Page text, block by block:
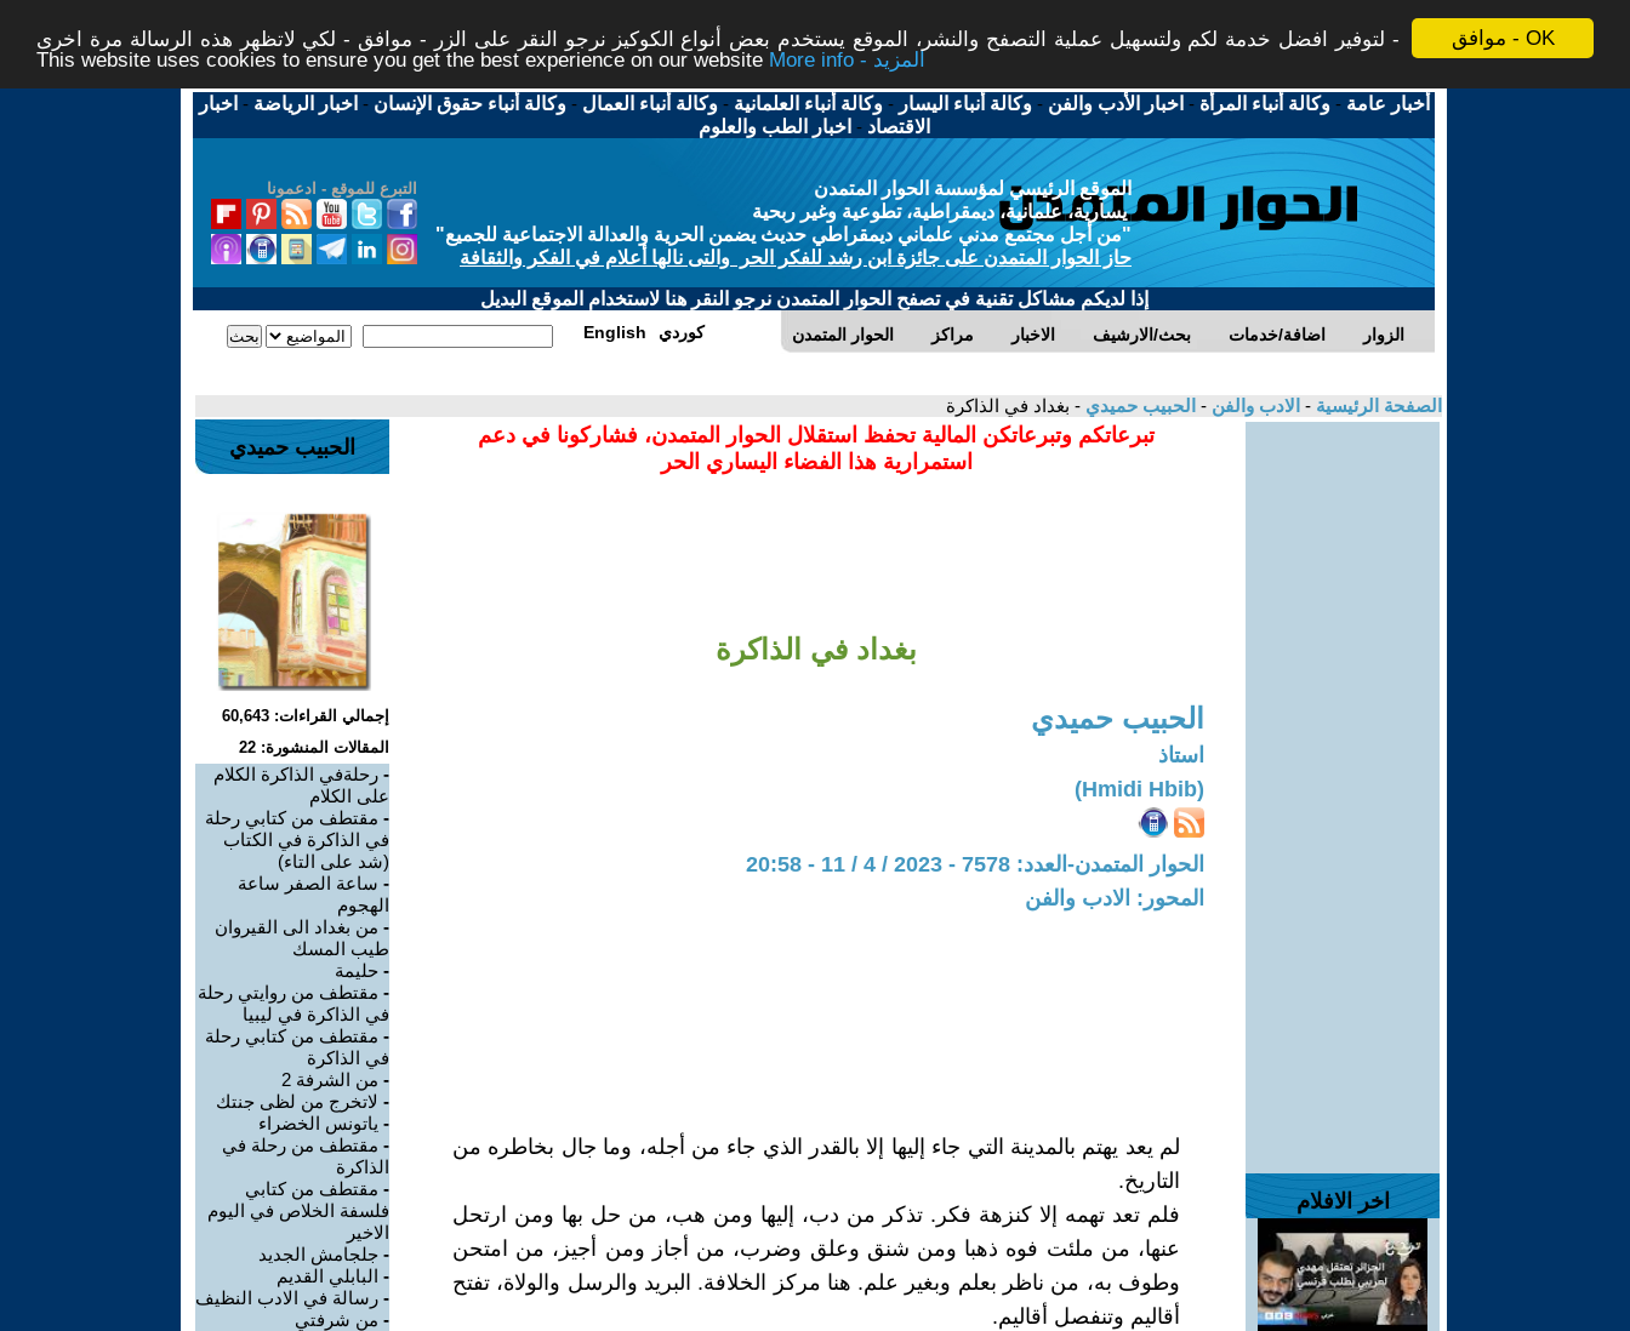
موافق - OK
لتوفير افضل خدمة لكم ولتسهيل عملية التصفح والنشر، الموقع يستخدم بعض أنواع الكوكيز نرجو النقر على الزر - موافق - لكي لاتظهر هذه الرسالة مرة اخرى -
This website uses cookies to ensure you get the best experience on our website
More info - المزيد
أخبار عامة -وكالة أنباء المرأة - اخبار الأدب والفن -وكالة أنباء اليسار -وكالة أنباء العلمانية -وكالة أنباء العمال -وكالة أنباء حقوق الإنسان - اخبار الرياضة - اخبار
الاقتصاد - اخبار الطب والعلوم
التبرع للموقع - ادعمونا
الموقع الرئيسي لمؤسسة الحوار المتمدن
يسارية، علمانية، ديمقراطية، تطوعية وغير ربحية
"من أجل مجتمع مدني علماني ديمقراطي حديث يضمن الحرية والعدالة الاجتماعية للجميع"
حاز الحوار المتمدن على جائزة ابن رشد للفكر الحر والتى نالها أعلام في الفكر والثقافة
إذا لديكم مشاكل تقنية في تصفح الحوار المتمدن نرجو النقر هنا لاستخدام الموقع البديل
الحوار المتمدن مراكز الاخبار بحث/الارشيف اضافة/خدمات الزوار English كوردي
الصفحة الرئيسية - الادب والفن - الحبيب حميدي - بغداد في الذاكرة
اخر الافلام
تبرعاتكم وتبرعاتكن المالية تحفظ استقلال الحوار المتمدن، فشاركونا في دعم
استمرارية هذا الفضاء اليساري الحر
بغداد في الذاكرة
الحبيب حميدي
استاذ
(Hmidi Hbib)
الحوار المتمدن-العدد: 7578 - 2023 / 4 / 11 - 20:58
المحور: الادب والفن
لم يعد يهتم بالمدينة التي جاء إليها إلا بالقدر الذي جاء من أجله، وما جال بخاطره من
التاريخ.
فلم تعد تهمه إلا كنزهة فكر. تذكر من دب، إليها ومن هب، من حل بها ومن ارتحل
عنها، من ملئت فوه ذهبا ومن شنق وعلق وضرب، من أجاز ومن أجيز، من امتحن
وطوف به، من ناظر بعلم وبغير علم. هنا مركز الخلافة. البريد والرسل والولاة، تفتح
أقاليم وتنفصل أقاليم.
الحبيب حميدي
إجمالي القراءات: 60,643
المقالات المنشورة: 22
- رحلةفي الذاكرة الكلام
على الكلام
- مقتطف من كتابي رحلة
في الذاكرة في الكتاب
(شد على التاء)
- ساعة الصفر ساعة
الهجوم
- من بغداد الى القيروان
طيب المسك
- حليمة
- مقتطف من روايتي رحلة
في الذاكرة في ليبيا
- مقتطف من كتابي رحلة
في الذاكرة
- من الشرفة 2
- لاتخرج من لظى جنتك
- ياتونس الخضراء
- مقتطف من رحلة في
الذاكرة
- مقتطف من كتابي
فلسفة الخلاص في اليوم
الاخير
- جلجامش الجديد
- البابلي القديم
- رسالة في الادب النظيف
- من شرفتي